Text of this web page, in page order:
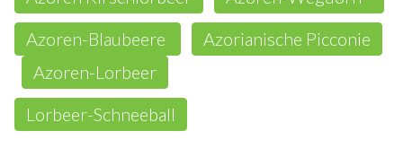
Azoren Kirschlorbeer
Azoren-Wegdorn
Azoren-Blaubeere
Azoren-Lorbeer